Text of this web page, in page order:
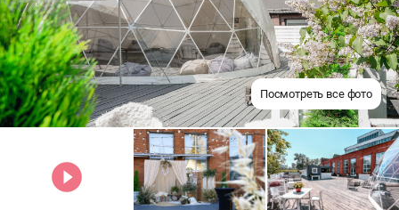
Посмотреть все фото